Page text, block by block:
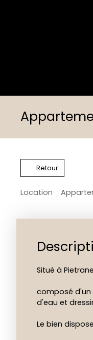
Retour
Location
Situé à
composé d'un
d'eau et
Le bien